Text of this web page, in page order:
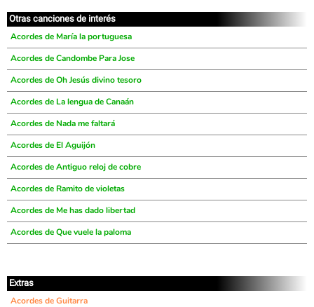
Otras canciones de interés
Acordes de María la portuguesa
Acordes de Candombe Para Jose
Acordes de Oh Jesús divino tesoro
Acordes de La lengua de Canaán
Acordes de Nada me faltará
Acordes de El Aguijón
Acordes de Antiguo reloj de cobre
Acordes de Ramito de violetas
Acordes de Me has dado libertad
Acordes de Que vuele la paloma
Extras
Acordes de Guitarra